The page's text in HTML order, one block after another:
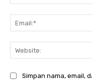
Simpan nama, email,